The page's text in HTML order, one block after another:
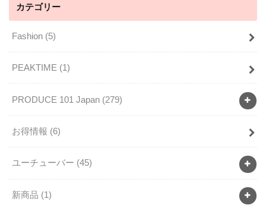
カテゴリー
Fashion (5)
PEAKTIME (1)
PRODUCE 101 Japan (279)
お得情報 (6)
ユーチューバー (45)
新商品 (1)